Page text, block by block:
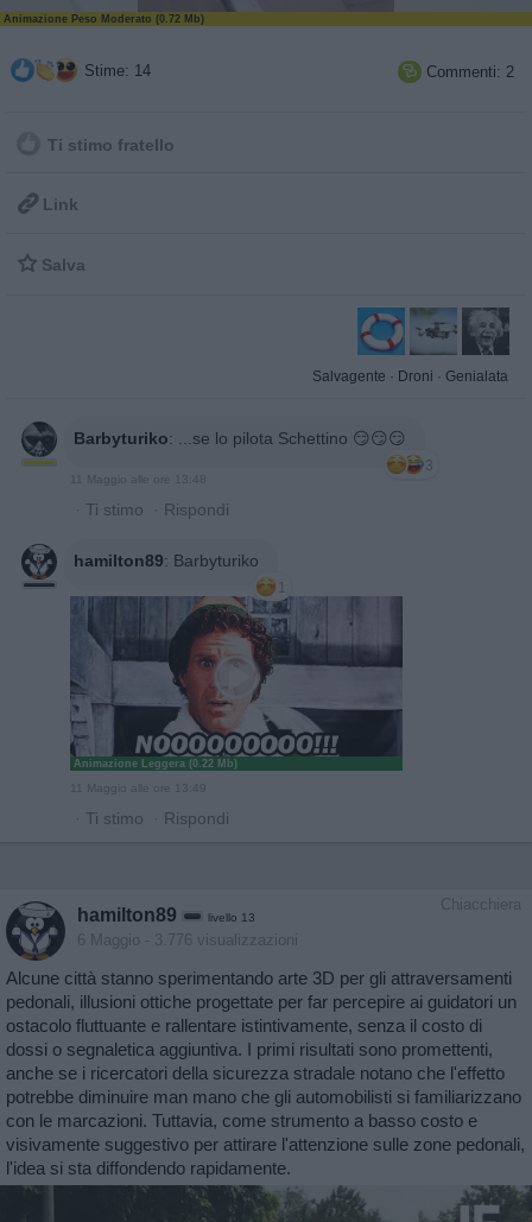
Animazione Peso Moderato (0.72 Mb)
Stime: 14  Commenti: 2
Ti stimo fratello
 Link
 Salva
Salvagente · Droni · Genialata
Barbyturiko: ...se lo pilota Schettino 😏😏😏
3
· Ti stimo · Rispondi
hamilton89: Barbyturiko
1
Animazione Leggera (0.22 Mb)
· Ti stimo · Rispondi
Chiacchiera
hamilton89 livello 13
6 Maggio - 3.776 visualizzazioni
Alcune città stanno sperimentando arte 3D per gli attraversamenti
pedonali, illusioni ottiche progettate per far percepire ai guidatori un
ostacolo fluttuante e rallentare istintivamente, senza il costo di
dossi o segnaletica aggiuntiva. I primi risultati sono promettenti,
anche se i ricercatori della sicurezza stradale notano che l'effetto
potrebbe diminuire man mano che gli automobilisti si familiarizzano
con le marcazioni. Tuttavia, come strumento a basso costo e
visivamente suggestivo per attirare l'attenzione sulle zone pedonali,
l'idea si sta diffondendo rapidamente.